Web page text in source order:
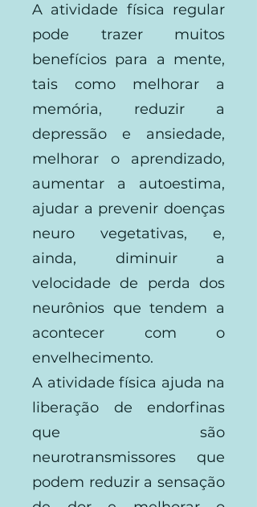
A atividade física regular
pode trazer muitos
benefícios para a mente,
tais como melhorar a
memória, reduzir a
depressão e ansiedade,
melhorar o aprendizado,
aumentar a autoestima,
ajudar a prevenir doenças
neuro vegetativas, e,
ainda, diminuir a
velocidade de perda dos
neurônios que tendem a
acontecer com o
envelhecimento.
A atividade física ajuda na
liberação de endorfinas
que são
neurotransmissores que
podem reduzir a sensação